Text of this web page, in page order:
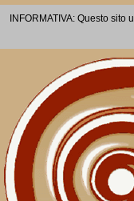
INFORMATIVA: Questo